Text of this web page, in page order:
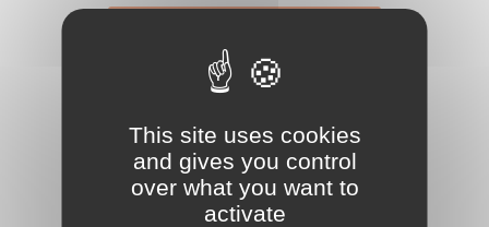
This site uses cookies
and gives you control
over what you want to
activate